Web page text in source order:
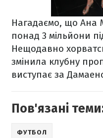
Нагадаємо, що Ана
понад 3 мільйони
Нещодавно
змінила клубну
виступає за
Пов'язані
ФУТБОЛ